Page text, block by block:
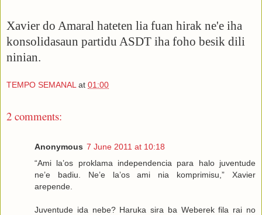
Xavier do Amaral hateten lia fuan hirak ne'e iha
konsolidasaun partidu ASDT iha foho besik dili
ninian.
TEMPO SEMANAL at 01:00
2 comments:
Anonymous 7 June 2011 at 10:18
“Ami la’os proklama independencia para halo juventude
ne’e badiu. Ne’e la’os ami nia komprimisu,” Xavier
arepende.
Juventude ida nebe? Haruka sira ba Weberek fila rai no